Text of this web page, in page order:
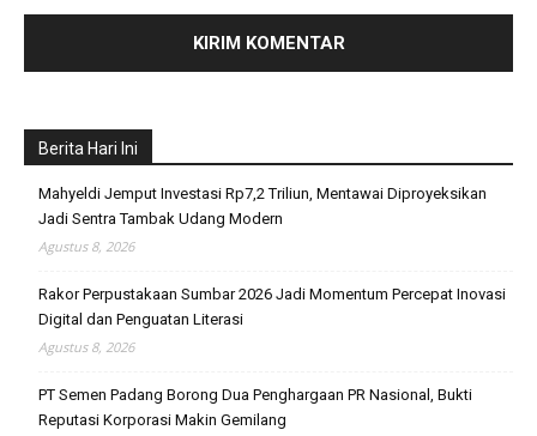
Berita Hari Ini
Mahyeldi Jemput Investasi Rp7,2 Triliun, Mentawai Diproyeksikan
Jadi Sentra Tambak Udang Modern
Agustus 8, 2026
Rakor Perpustakaan Sumbar 2026 Jadi Momentum Percepat Inovasi
Digital dan Penguatan Literasi
Agustus 8, 2026
PT Semen Padang Borong Dua Penghargaan PR Nasional, Bukti
Reputasi Korporasi Makin Gemilang